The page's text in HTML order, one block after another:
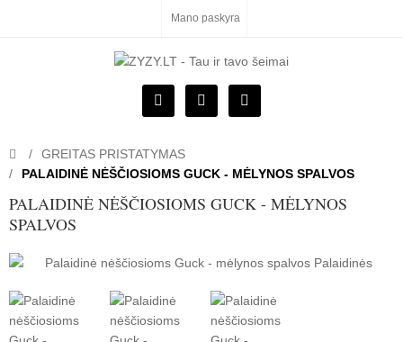
Mano paskyra
GREITAS PRISTATYMAS
PALAIDINĖ NĖŠČIOSIOMS GUCK - MĖLYNOS SPALVOS
PALAIDINĖ NĖŠČIOSIOMS GUCK - MĖLYNOS
SPALVOS